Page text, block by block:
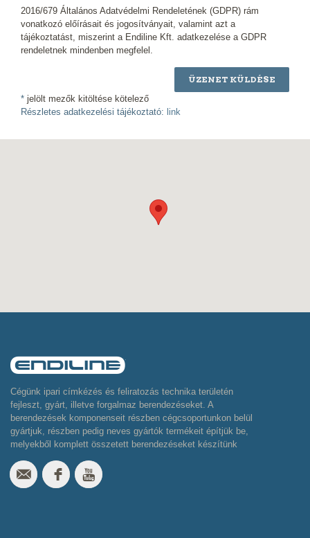
2016/679 Általános Adatvédelmi Rendeletének (GDPR) rám
vonatkozó előírásait és jogosítványait, valamint azt a
tájékoztatást, miszerint a Endiline Kft. adatkezelése a GDPR
rendeletnek mindenben megfelel.
ÜZENET KÜLDÉSE
* jelölt mezők kitöltése kötelező
Részletes adatkezelési tájékoztató: link
Cégünk ipari címkézés és feliratozás technika területén
fejleszt, gyárt, illetve forgalmaz berendezéseket. A
berendezések komponenseit részben cégcsoportunkon belül
gyártjuk, részben pedig neves gyártók termékeit építjük be,
melyekből komplett összetett berendezéseket készítünk